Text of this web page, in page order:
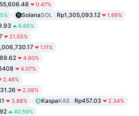
0.47%
SolanaSOL Rp1,305,093.12 1.99%
6.65%
21.55%
1.11%
4.60%
4.07%
2.48%
2.09%
3.88% KaspaKAS Rp457.03 2.34%
40.59%